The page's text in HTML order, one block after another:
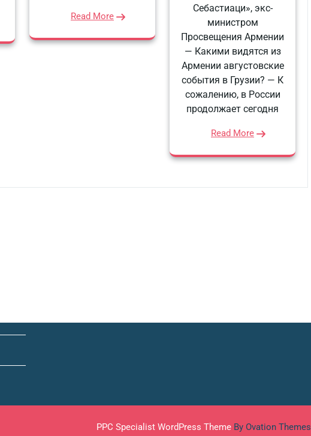
Read More
Себастиаци», экс-
министром
Просвещения Армении
— Какими видятся из
Армении августовские
события в Грузии? — К
сожалению, в России
продолжает сегодня
Read More
PPC Specialist WordPress Theme By Ovation Themes